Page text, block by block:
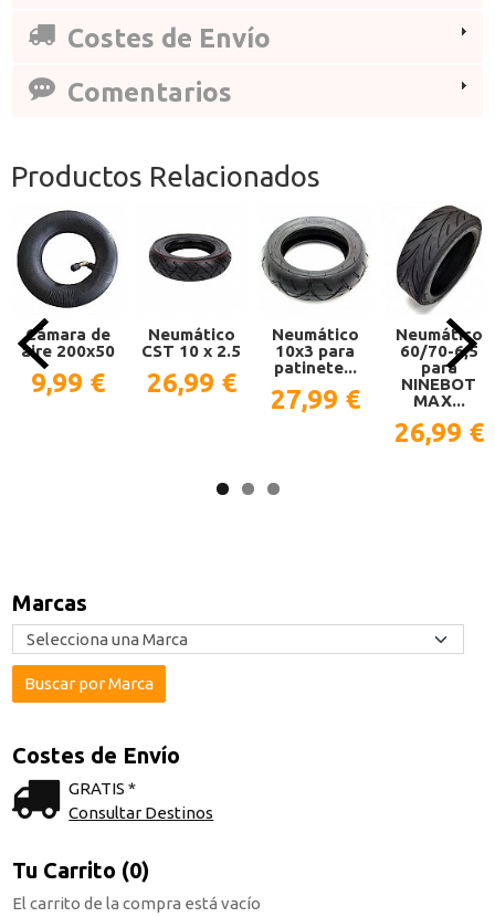
Marcas
Costes de Envío
GRATIS *
Consultar Destinos
Tu Carrito (0)
El carrito de la compra está vacío
Costes de Envío
Comentarios
Productos Relacionados
Cámara de
aire 200x50
9,99 €
Neumático
CST 10 x 2.5
26,99 €
Neumático
10x3 para
patinete...
27,99 €
Neumático
60/70-6,5
para
NINEBOT
MAX...
26,99 €